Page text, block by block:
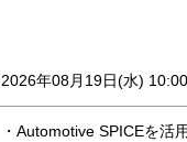
2026年08月19日(水)
・Automotive SPICEを活